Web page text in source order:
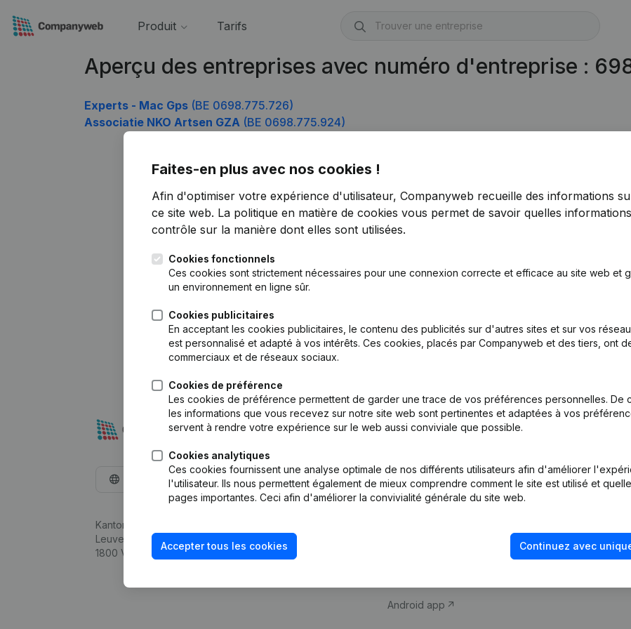
Produit Tarifs
Aperçu des entreprises avec numéro d'entreprise :
Experts - Mac Gps (BE 0698.775.726)
Associatie NKO Artsen GZA (BE 0698.775.924)
Faites-en plus avec nos cookies !
Afin d'optimiser votre expérience d'utilisateur, Companyweb recueille des informations
ce site web. La politique en matière de cookies vous permet de savoir quelles
contrôle sur la manière dont elles sont utilisées.
Cookies fonctionnels
Ces cookies sont strictement nécessaires pour une connexion correcte et efficace au site web et
un environnement en ligne sûr.
Cookies publicitaires
En acceptant les cookies publicitaires, le contenu des publicités sur d'autres sites et sur vos
est personnalisé et adapté à vos intérêts. Ces cookies, placés par Companyweb et des tiers, ont
commerciaux et de réseaux sociaux.
Cookies de préférence
Les cookies de préférence permettent de garder une trace de vos préférences personnelles. De
les informations que vous recevez sur notre site web sont pertinentes et adaptées à vos
servent à rendre votre expérience sur le web aussi conviviale que possible.
Cookies analytiques
Ces cookies fournissent une analyse optimale de nos différents utilisateurs afin d'améliorer
l'utilisateur. Ils nous permettent également de mieux comprendre comment le site est utilisé et
pages importantes. Ceci afin d'améliorer la convivialité générale du site web.
Accepter tous les cookies Continuez avec
Français
Kantorenpark Everest
Leuvensesteenweg 248D,
1800 Vilvoorde
Produit
d’entreprise
Monitoring
Android app
fraude
Consulter des
Vérification de la